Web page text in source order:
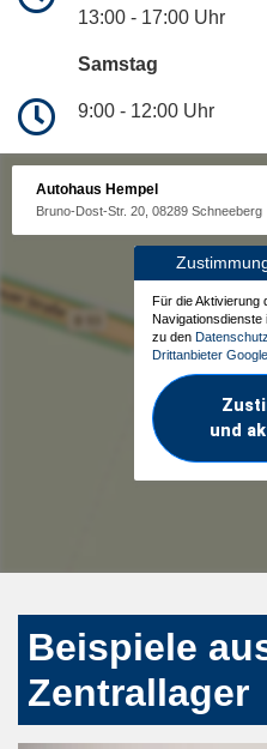
13:00 - 17:00 Uhr
Samstag
9:00 - 12:00 Uhr
Autohaus Hempel
Bruno-Dost-Str. 20, 08289 Schneeberg
Für die Aktivierung
Navigationsdienste
zu den
Drittanbieter
und
Beispiele
Zentrallager